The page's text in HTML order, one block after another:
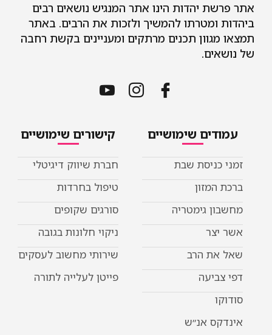
אתר פרשת יהדות הינו אתר המנגיש נושאים רבים
ביהדות ומטרתו להמשיך ולזכות את הרבים. באתר
תמצאו מגוון תכנים מרתקים ומעניינים בקשת רחבה
של נושאים.
עמודים שימושיים
זמני כניסת שבת
ברכת המזון
מחשבון גימטריה
אשר יצר
שאל את הרב
דפי צביעה
סודוקו
אינדקס אנ״ש
קישורים שימושיים
חברת שיווק דיגיטלי
טיפול בחרדות
סורגים שקופים
ניקוי חלונות בגובה
שירותי מחשוב לעסקים
פייטן לעלייה לתורה